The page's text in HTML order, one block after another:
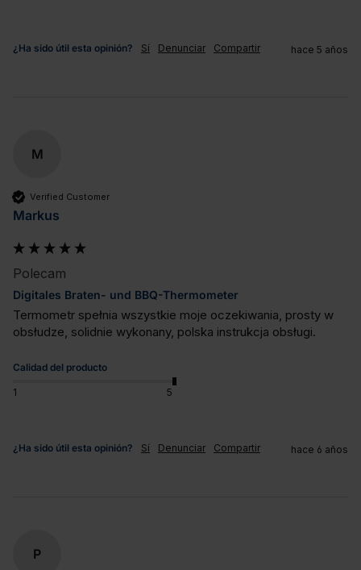
¿Ha sido útil esta opinión? Sí Denunciar Compartir hace 5 años
M
Verified Customer
Markus
Polecam
Digitales Braten- und BBQ-Thermometer
Termometr spełnia wszystkie moje oczekiwania, prosty w
obsłudze, solidnie wykonany, polska instrukcja obsługi.
Calidad del producto
1 5
¿Ha sido útil esta opinión? Sí Denunciar Compartir hace 6 años
P